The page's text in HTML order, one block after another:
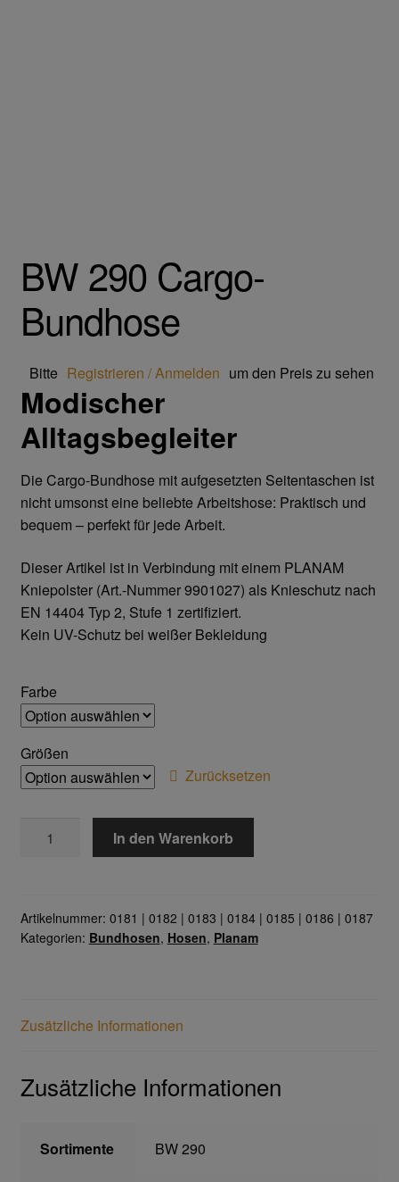
Planam
Bestellformular
Datenschutzerklärung
Hautschutz
Home
Imagefilm
Impressum
Kassen
Mein konto
Technische Artikel
Antriebstechnik
Hebetechnik
Verzurrsysteme
BW 290 Cargo-
Bundhose
Bitte Registrieren / Anmelden um den Preis zu sehen
Modischer
Alltagsbegleiter
Die Cargo-Bundhose mit aufgesetzten Seitentaschen ist
nicht umsonst eine beliebte Arbeitshose: Praktisch und
bequem – perfekt für jede Arbeit.
Dieser Artikel ist in Verbindung mit einem PLANAM
Kniepolster (Art.-Nummer 9901027) als Knieschutz nach
EN 14404 Typ 2, Stufe 1 zertifiziert.
Kein UV-Schutz bei weißer Bekleidung
Farbe
Größen
Zurücksetzen
Menge
In den Warenkorb
Artikelnummer: 0181 | 0182 | 0183 | 0184 | 0185 | 0186 | 0187
Kategorien: Bundhosen, Hosen, Planam
Zusätzliche Informationen
Zusätzliche Informationen
Sortimente BW 290